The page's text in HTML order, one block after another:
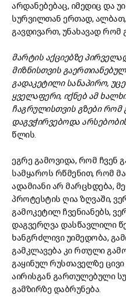
არდანებებაც, იმედიც და
სურვილთან ერთად, ალბათ,
გავდივართ, უნახავად რომ
მარტის აქციებზე
მიზნისთვის
გადაკეტილი სანაპირო,
ყველაფერი, იქნებ ამ
ჩაგრულისთვის გზები რომ
დაგვჭირვებოდა
წლის.
ეგრე გამოვიდა, რომ ჩვენ
სამყაროს რწმენით, რომ
ადამიანი არ მარცხდება,
პროტესტის ღია ზღვაში,
გამოკეტილ ჩვენიანებს,
დაგვერღვა დასწავლილი
ხანგრძლივი უიმედობა,
გამკლავება კი რთული
გაყინულ რუსთაველზე
აირისგან გართულებული
გამზირზე დაბრუნება.